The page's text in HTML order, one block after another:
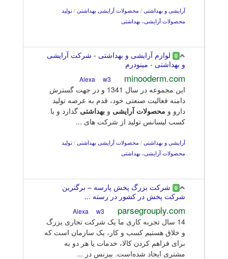
آرایشی و بهداشتی / محصولات آرایشی بهداشتی / تولید
محصولات آرایشی، بهداشتی
0 لوازم آرایشی و بهداشتی - شرکت آرایشی
و بهداشتی - مینودرم
minooderm.com
w3
این مجموعه در سال 1341 و در جهت گسترش
دامنه فعالیت صنعتی خود، قدم به عرصه تولید
دارو و محصولات آرایشی و بهداشتی گذارد و با
کسب لیسانس تولید از شرکت های ...
آرایشی و بهداشتی / محصولات آرایشی بهداشتی / تولید
محصولات آرایشی، بهداشتی
0 شرکت بزرگ پخش پارسه – برگترین
شرکت پخش در کشور در رسته ...
parsegrouply.com
w3
14 سال تجربه کاری ما یک شرکت تجاری بزرگ
و خلاق هستیم کسب و کار، یک سازمان است که
برای فراهم کردن کالا، خدمات یا هر دو به
مشتری ایجاد شده‌است. بیزنس در ...